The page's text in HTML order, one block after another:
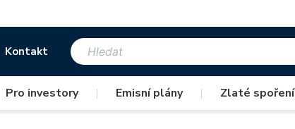
Kontakt
Pro investory | Emisní plány | Zlaté spoření